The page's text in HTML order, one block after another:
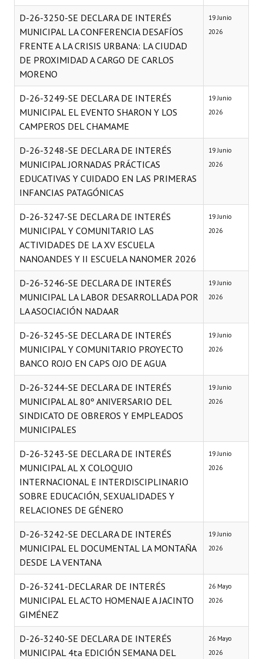
Informes de Gestión
Proyectos Presentados
Dictámenes Asesoría Letrada
Informes de Unidad Coordinadora
Ejecución Presupuestaria
Actas de Audiencias Públicas
NORMATIVA
Comunicaciones
Declaraciones
Resoluciones
Resoluciones de Presidencia
INSTITUCIONAL
Antiguos Pobladores
Noticias Destacadas
Registros y Distinciones
Datos Históricos
Premio al Mérito - Registro
Audiencias Públicas - Registro
Mujeres que Dejaron Huellas - Registro
Periodistas Decanos - Registro
Ciudadano Ilustre - Registro
Banca del Vecino - Registro
Huéspedes de Honor - Registro
Antiguos Pobladores - Registro
Reconocimientos - Registro
Bariloche, Municipio intercultural
D-26-3250-SE DECLARA DE INTERÉS
MUNICIPAL LA CONFERENCIA DESAFÍOS
FRENTE A LA CRISIS URBANA: LA CIUDAD
DE PROXIMIDAD A CARGO DE CARLOS
MORENO
19 Junio
2026
D-26-3249-SE DECLARA DE INTERÉS
MUNICIPAL EL EVENTO SHARON Y LOS
CAMPEROS DEL CHAMAME
19 Junio
2026
D-26-3248-SE DECLARA DE INTERÉS
MUNICIPAL JORNADAS PRÁCTICAS
EDUCATIVAS Y CUIDADO EN LAS PRIMERAS
INFANCIAS PATAGÓNICAS
19 Junio
2026
D-26-3247-SE DECLARA DE INTERÉS
MUNICIPAL Y COMUNITARIO LAS
ACTIVIDADES DE LA XV ESCUELA
NANOANDES Y II ESCUELA NANOMER 2026
19 Junio
2026
D-26-3246-SE DECLARA DE INTERÉS
MUNICIPAL LA LABOR DESARROLLADA POR
LA ASOCIACIÓN NADAAR
19 Junio
2026
D-26-3245-SE DECLARA DE INTERÉS
MUNICIPAL Y COMUNITARIO PROYECTO
BANCO ROJO EN CAPS OJO DE AGUA
19 Junio
2026
D-26-3244-SE DECLARA DE INTERÉS
MUNICIPAL AL 80º ANIVERSARIO DEL
SINDICATO DE OBREROS Y EMPLEADOS
MUNICIPALES
19 Junio
2026
D-26-3243-SE DECLARA DE INTERÉS
MUNICIPAL AL X COLOQUIO
INTERNACIONAL E INTERDISCIPLINARIO
SOBRE EDUCACIÓN, SEXUALIDADES Y
RELACIONES DE GÉNERO
19 Junio
2026
D-26-3242-SE DECLARA DE INTERÉS
MUNICIPAL EL DOCUMENTAL LA MONTAÑA
DESDE LA VENTANA
19 Junio
2026
D-26-3241-DECLARAR DE INTERÉS
MUNICIPAL EL ACTO HOMENAJE A JACINTO
GIMÉNEZ
26 Mayo
2026
D-26-3240-SE DECLARA DE INTERÉS
MUNICIPAL 4ta EDICIÓN SEMANA DEL
26 Mayo
2026